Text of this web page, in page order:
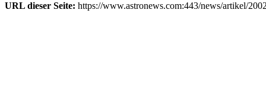
URL dieser Seite: https://www.astronews.com:443/news/artikel/